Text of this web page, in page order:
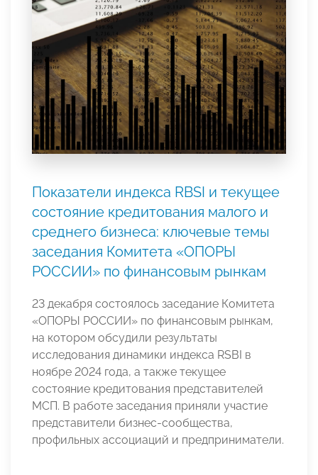
Показатели индекса RBSI и текущее
состояние кредитования малого и
среднего бизнеса: ключевые темы
заседания Комитета «ОПОРЫ
РОССИИ» по финансовым рынкам
23 декабря состоялось заседание Комитета
«ОПОРЫ РОССИИ» по финансовым рынкам,
на котором обсудили результаты
исследования динамики индекса RSBI в
ноябре 2024 года, а также текущее
состояние кредитования представителей
МСП. В работе заседания приняли участие
представители бизнес-сообщества,
профильных ассоциаций и предприниматели.